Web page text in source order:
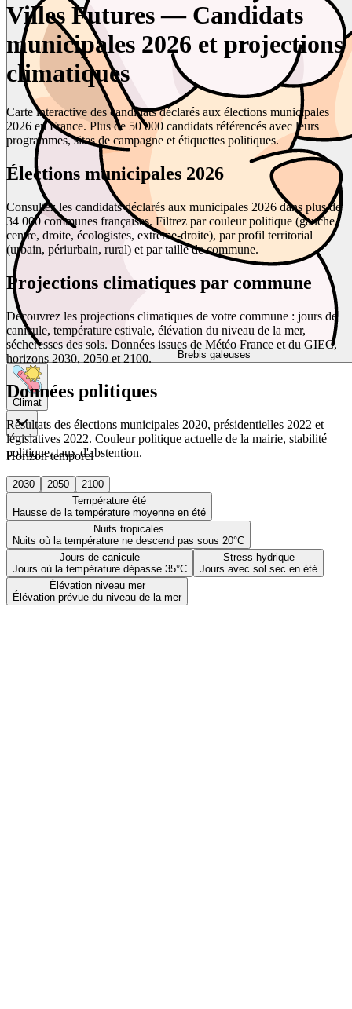
Brebis galeuses
Climat
Horizon temporel
2030 2050
2100
Température été
Hausse de la température moyenne en été
Nuits tropicales
Nuits où la température ne descend pas sous 20°C
Jours de canicule
Jours où la température dépasse 35°C
Stress hydrique
Jours avec sol sec en été
Élévation niveau mer
Élévation prévue du niveau de la mer
Villes Futures — Candidats
municipales 2026 et projections
climatiques
Carte interactive des candidats déclarés aux élections municipales
2026 en France. Plus de 50 000 candidats référencés avec leurs
programmes, sites de campagne et étiquettes politiques.
Élections municipales 2026
Consultez les candidats déclarés aux municipales 2026 dans plus de
34 000 communes françaises. Filtrez par couleur politique (gauche,
centre, droite, écologistes, extrême-droite), par profil territorial
(urbain, périurbain, rural) et par taille de commune.
Projections climatiques par commune
Découvrez les projections climatiques de votre commune : jours de
canicule, température estivale, élévation du niveau de la mer,
sécheresses des sols. Données issues de Météo France et du GIEC,
horizons 2030, 2050 et 2100.
Données politiques
Résultats des élections municipales 2020, présidentielles 2022 et
législatives 2022. Couleur politique actuelle de la mairie, stabilité
politique, taux d'abstention.